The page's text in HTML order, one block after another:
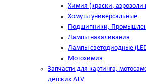
Химия (краски, аэрозоли
Хомуты универсальные
Подшипники,
Лампы накаливания
Лампы светодиодные
Мотохимия
Запчасти для картинга,
детских ATV